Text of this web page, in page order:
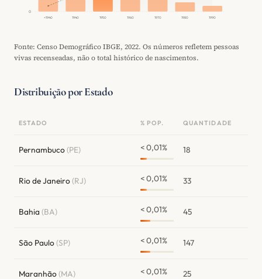
0
<1940 1940 1950 1960 1970 1980 1990
Fonte: Censo Demográfico IBGE, 2022. Os números refletem pessoas
vivas recenseadas, não o total histórico de nascimentos.
Distribuição por Estado
ESTADO % POP. QUANTIDADE
Pernambuco(PE) < 0,01% 18
Rio de Janeiro(RJ) < 0,01% 33
Bahia (BA) < 0,01% 45
São Paulo(SP) < 0,01% 147
Maranhão(MA) < 0,01% 25